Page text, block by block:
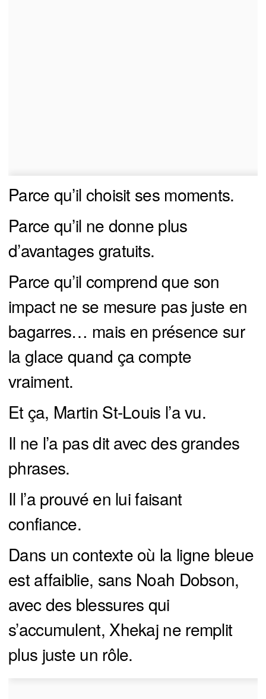
Parce qu’il choisit ses moments.
Parce qu’il ne donne plus
d’avantages gratuits.
Parce qu’il comprend que son
impact ne se mesure pas juste en
bagarres… mais en présence sur
la glace quand ça compte
vraiment.
Et ça, Martin St-Louis l’a vu.
Il ne l’a pas dit avec des grandes
phrases.
Il l’a prouvé en lui faisant
confiance.
Dans un contexte où la ligne bleue
est affaiblie, sans Noah Dobson,
avec des blessures qui
s’accumulent, Xhekaj ne remplit
plus juste un rôle.